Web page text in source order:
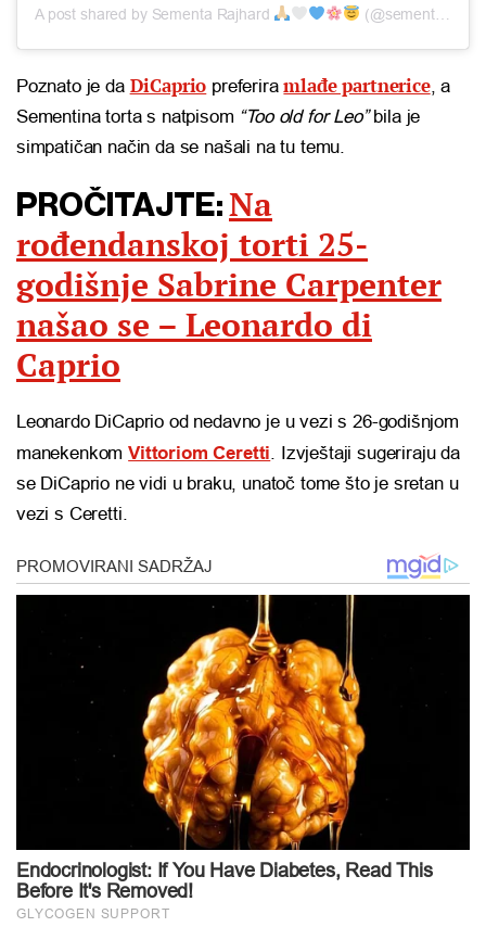
A post shared by Sementa Rajhard (@sementa_rajhard)
Poznato je da DiCaprio preferiramlađe partnerice, a
Sementina torta s natpisom “Too old for Leo”bila je
simpatičan način da se našali na tu temu.
PROČITAJTE: Na
rođendanskoj torti 25-
godišnje Sabrine Carpenter
našao se – Leonardo di
Caprio
Leonardo DiCaprio od nedavno je u vezi s 26-godišnjom
manekenkomVittoriom Ceretti . Izvještaji sugeriraju da
se DiCaprio ne vidi u braku, unatoč tome što je sretan u
vezi s Ceretti.